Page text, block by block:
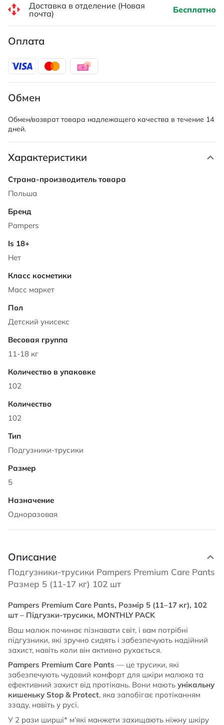
Доставка в отделение (Новая
почта)
Бесплатно
Оплата
Обмен
Обмен/возврат товара надлежащего качества в течение 14
дней.
Характеристики
Характеристики
Польша
Pampers
Нет
Масс маркет
Детский унисекс
11-18 кг
102
102
Подгузники-трусики
5
Одноразовая
Описание
Подгузники-трусики Pampers Premium Care Pants
Размер 5 (11-17 кг) 102 шт
Pampers Premium Care Pants, Розмір 5 (11–17 кг), 102
шт – Підгузки-трусики, MONTHLY PACK
Ваш малюк починає пізнавати світ, і вам потрібні
підгузники, які зручно сидять і забезпечують надійний
захист, навіть коли він активно рухається.
Pampers Premium Care Pants — це трусики, які
забезпечують чудовий комфорт для шкіри малюка та
ефективний захист від протікань. Вони мають унікальну
кишеньку Stop & Protect, яка запобігає протіканням
ззаду, навіть у русі.
У 2 рази ширші* м’які манжети захищають ніжну шкіру